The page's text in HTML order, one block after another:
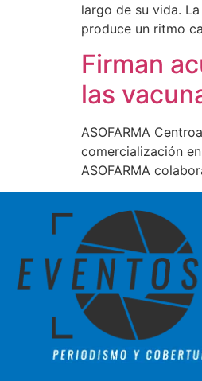
largo de su vida.
produce un ritmo
Firman
las
ASOFARMA
comercialización
ASOFARMA